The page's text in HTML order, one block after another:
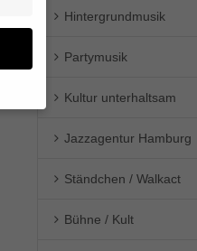
Hintergrundmusik
Partymusik
Kultur unterhaltsam
Jazzagentur Hamburg
Ständchen / Walkact
Bühne / Kult